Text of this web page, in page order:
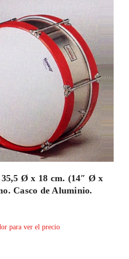
Ø x 18 cm. (14″ Ø x
Casco de Aluminio.
para ver el precio